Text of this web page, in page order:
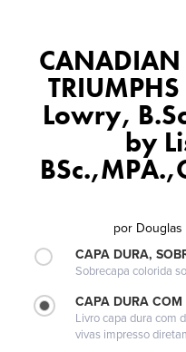
CANADIAN
Lowry,
by
por Douglas
CAPA DURA,
Sobrecapa colorida
CAPA DURA COM
Livro capa dura com
vivas impresso